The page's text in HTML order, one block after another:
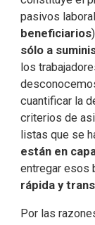
pasivos
beneficiarios
sólo a
los
cuantificar la
criterios de
listas que se
están en
entregar esos
rápida y
Por las